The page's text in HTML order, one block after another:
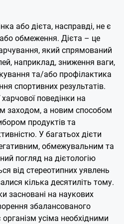
або дієта, насправді, не є
обмеження. Дієта – це
який спрямований
наприклад, зниження ваги,
та/або профілактика
спортивних результатів.
поведінки на
заходом, а новим способом
продуктів та
У багатьох дієти
обмежувальним та
погляд на дієтологію
від стереотипних уявлень
кілька десятиліть тому.
засновані на наукових
збалансованого
усіма необхідними